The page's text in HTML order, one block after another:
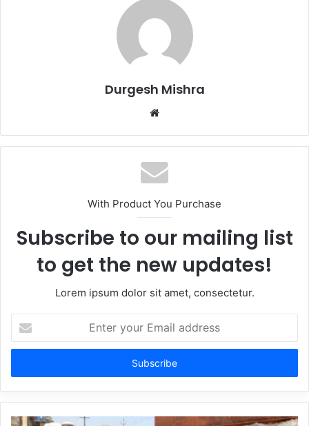
Durgesh Mishra
Website
With Product You Purchase
Subscribe to our mailing list
to get the new updates!
Lorem ipsum dolor sit amet, consectetur.
your
Email